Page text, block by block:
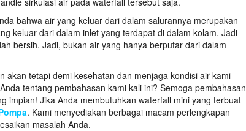
bahwa air yang keluar dari dalam salurannya merupakan
keluar dari dalam inlet yang terdapat di dalam kolam. Jadi
bersih. Jadi, bukan air yang hanya berputar dari dalam
akan tetapi demi kesehatan dan menjaga kondisi air kami
tentang pembahasan kami kali ini? Semoga pembahasan
impian! Jika Anda membutuhkan waterfall mini yang terbuat
. Kami menyediakan berbagai macam perlengkapan
masalah Anda.